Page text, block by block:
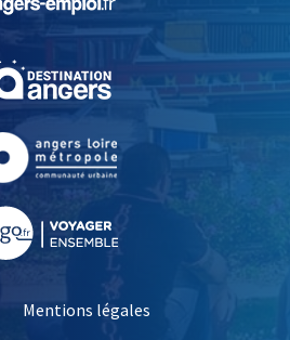
, Ouvre une nouvelle
, Ouvre une nouvelle
Mentions légales